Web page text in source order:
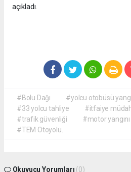
açıkladı.
#Bolu Dağı #yolcu otobüsü
#33 yolcu tahliye
#itfaiye
#trafik güvenliği
#motor yangını
#TEM Otoyolu.
Okuyucu Yorumları (0)